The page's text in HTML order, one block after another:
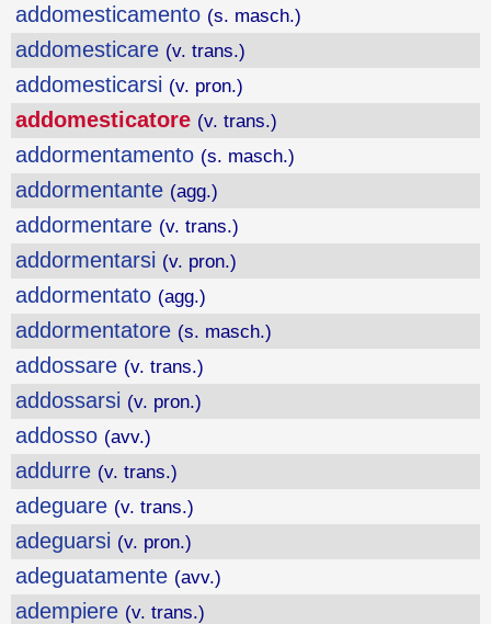
addomesticamento (s. masch.)
addomesticare (v. trans.)
addomesticarsi (v. pron.)
addomesticatore (v. trans.)
addormentamento (s. masch.)
addormentante (agg.)
addormentare (v. trans.)
addormentarsi (v. pron.)
addormentato (agg.)
addormentatore (s. masch.)
addossare (v. trans.)
addossarsi (v. pron.)
addosso (avv.)
addurre (v. trans.)
adeguare (v. trans.)
adeguarsi (v. pron.)
adeguatamente (avv.)
adempiere (v. trans.)